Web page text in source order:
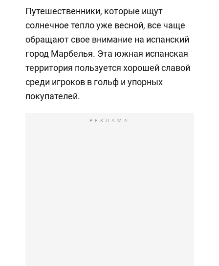
Путешественники, которые ищут
солнечное тепло уже весной, все чаще
обращают свое внимание на испанский
город Марбелья. Эта южная испанская
территория пользуется хорошей славой
среди игроков в гольф и упорных
покупателей.
РЕКЛАМА